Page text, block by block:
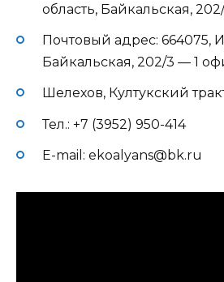
область, Байкальская,
Почтовый адрес: 664075,
Байкальская, 202/3 — 1
Шелехов, Култукский
Тел.: +7 (3952) 950-414
E-mail: ekoalyans@bk.ru